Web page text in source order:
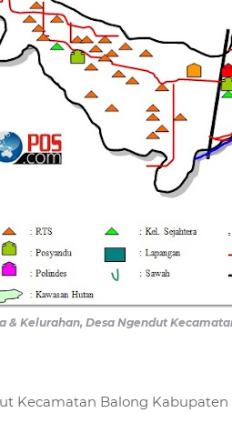
& Kelurahan, Desa Ngendut
Kecamatan Balong Kabupaten